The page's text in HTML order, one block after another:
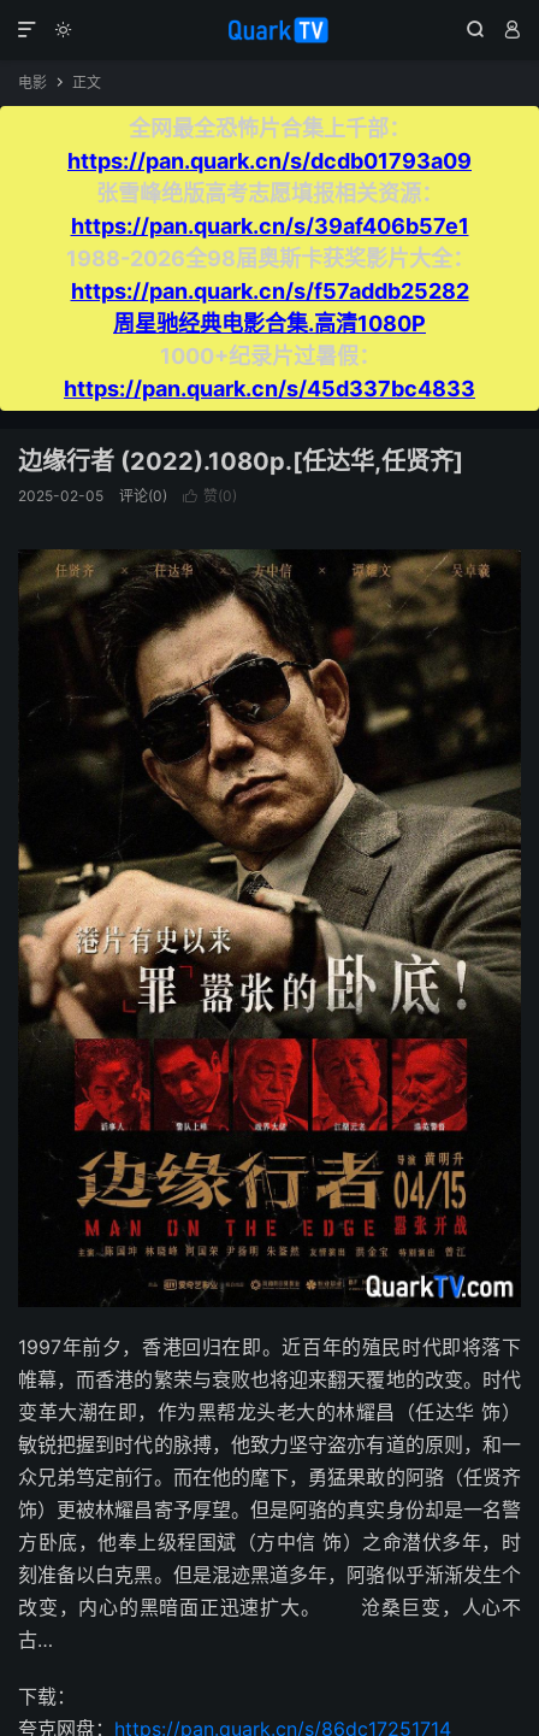
  

电影  正文
全网最全恐怖片合集上千部：
https://pan.quark.cn/s/dcdb01793a09
张雪峰绝版高考志愿填报相关资源：
https://pan.quark.cn/s/39af406b57e1
1988-2026全98届奥斯卡获奖影片大全：
https://pan.quark.cn/s/f57addb25282
周星驰经典电影合集.高清1080P
1000+纪录片过暑假：
https://pan.quark.cn/s/45d337bc4833
边缘行者 (2022).1080p.[任达华,任贤齐]
2025-02-05 评论(0)  赞(0)
1997年前夕，香港回归在即。近百年的殖民时代即将落下
帷幕，而香港的繁荣与衰败也将迎来翻天覆地的改变。时代
变革大潮在即，作为黑帮龙头老大的林耀昌（任达华 饰）
敏锐把握到时代的脉搏，他致力坚守盗亦有道的原则，和一
众兄弟笃定前行。而在他的麾下，勇猛果敢的阿骆（任贤齐
饰）更被林耀昌寄予厚望。但是阿骆的真实身份却是一名警
方卧底，他奉上级程国斌（方中信 饰）之命潜伏多年，时
刻准备以白克黑。但是混迹黑道多年，阿骆似乎渐渐发生个
改变，内心的黑暗面正迅速扩大。 沧桑巨变，人心不
古…
下载：
夸克网盘： https://pan.quark.cn/s/86dc17251714